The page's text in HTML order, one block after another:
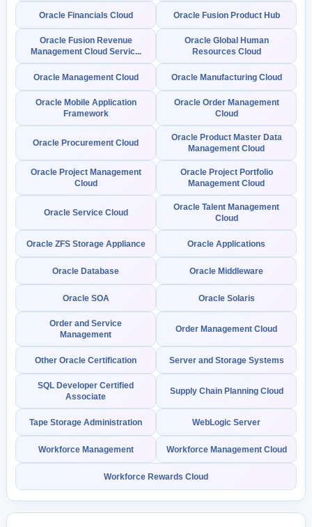
Oracle Financials Cloud Oracle Fusion Product Hub
Oracle Fusion Revenue
Management Cloud Servic...
Oracle Global Human
Resources Cloud
Oracle Management Cloud Oracle Manufacturing Cloud
Oracle Mobile Application
Framework
Oracle Order Management
Cloud
Oracle Procurement Cloud
Oracle Product Master Data
Management Cloud
Oracle Project Management
Cloud
Oracle Project Portfolio
Management Cloud
Oracle Service Cloud
Oracle Talent Management
Cloud
Oracle ZFS Storage Appliance Oracle Applications
Oracle Database Oracle Middleware
Oracle SOA Oracle Solaris
Order and Service
Management
Order Management Cloud
Other Oracle Certification Server and Storage Systems
SQL Developer Certified
Associate
Supply Chain Planning Cloud
Tape Storage Administration WebLogic Server
Workforce Management Workforce Management Cloud
Workforce Rewards Cloud